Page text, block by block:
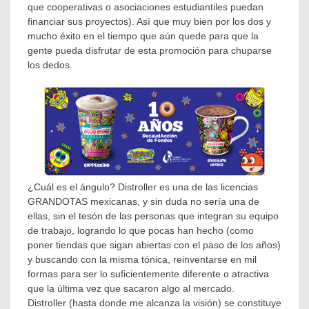
que cooperativas o asociaciones estudiantiles puedan
financiar sus proyectos). Así que muy bien por los dos y
mucho éxito en el tiempo que aún quede para que la
gente pueda disfrutar de esta promoción para chuparse
los dedos.
¿Cuál es el ángulo? Distroller es una de las licencias
GRANDOTAS mexicanas, y sin duda no sería una de
ellas, sin el tesón de las personas que integran su equipo
de trabajo, logrando lo que pocas han hecho (como
poner tiendas que sigan abiertas con el paso de los años)
y buscando con la misma tónica, reinventarse en mil
formas para ser lo suficientemente diferente o atractiva
que la última vez que sacaron algo al mercado.
Distroller (hasta donde me alcanza la visión) se constituye